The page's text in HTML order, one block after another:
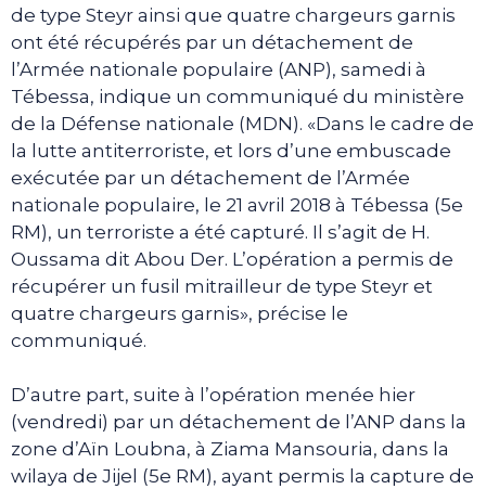
de type Steyr ainsi que quatre chargeurs garnis
ont été récupérés par un détachement de
l’Armée nationale populaire (ANP), samedi à
Tébessa, indique un communiqué du ministère
de la Défense nationale (MDN). «Dans le cadre de
la lutte antiterroriste, et lors d’une embuscade
exécutée par un détachement de l’Armée
nationale populaire, le 21 avril 2018 à Tébessa (5e
RM), un terroriste a été capturé. Il s’agit de H.
Oussama dit Abou Der. L’opération a permis de
récupérer un fusil mitrailleur de type Steyr et
quatre chargeurs garnis», précise le
communiqué.
D’autre part, suite à l’opération menée hier
(vendredi) par un détachement de l’ANP dans la
zone d’Aïn Loubna, à Ziama Mansouria, dans la
wilaya de Jijel (5e RM), ayant permis la capture de